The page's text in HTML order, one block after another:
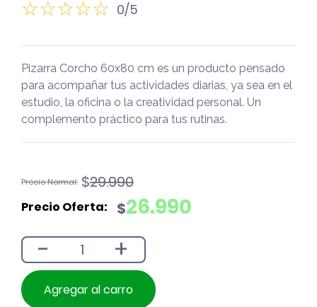
0/5
Pizarra Corcho 60x80 cm es un producto pensado
para acompañar tus actividades diarias, ya sea en el
estudio, la oficina o la creatividad personal. Un
complemento práctico para tus rutinas.
$29.990
El
original
$29.990.
$26.990
El
actual
$26.990.
- +
Agregar al carro